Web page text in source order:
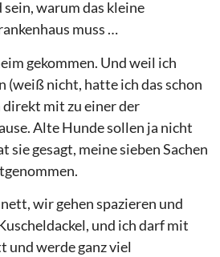
warum das kleine
muss …
gekommen. Und weil ich
(weiß nicht, hatte ich das schon
mit zu einer der
Alte Hunde sollen ja nicht
sie gesagt, meine sieben Sachen
wir gehen spazieren und
und ich darf mit
und werde ganz viel